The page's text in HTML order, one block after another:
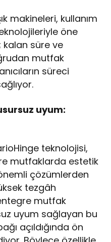
makineleri, kullanım
öne
kalan süre ve
mutfak
süreci
uyum:
teknolojisi,
mutfaklarda estetik
çözümlerden
tezgâh
mutfak
uyum sağlayan bu
açıldığında ön